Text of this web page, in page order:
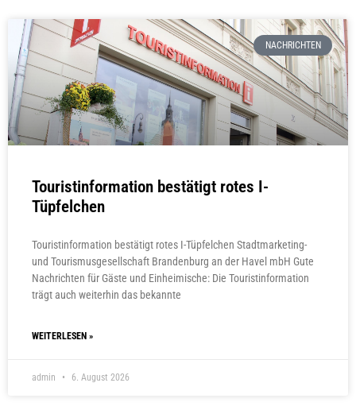
NACHRICHTEN
Touristinformation bestätigt rotes I-
Tüpfelchen
Touristinformation bestätigt rotes I-Tüpfelchen Stadtmarketing-
und Tourismusgesellschaft Brandenburg an der Havel mbH Gute
Nachrichten für Gäste und Einheimische: Die Touristinformation
trägt auch weiterhin das bekannte
WEITERLESEN »
admin 6. August 2026